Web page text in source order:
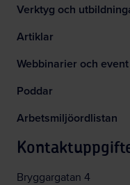
Verktyg och
Artiklar
Webbinarier och event
Poddar
Arbetsmiljöordlistan
Bryggargatan 4